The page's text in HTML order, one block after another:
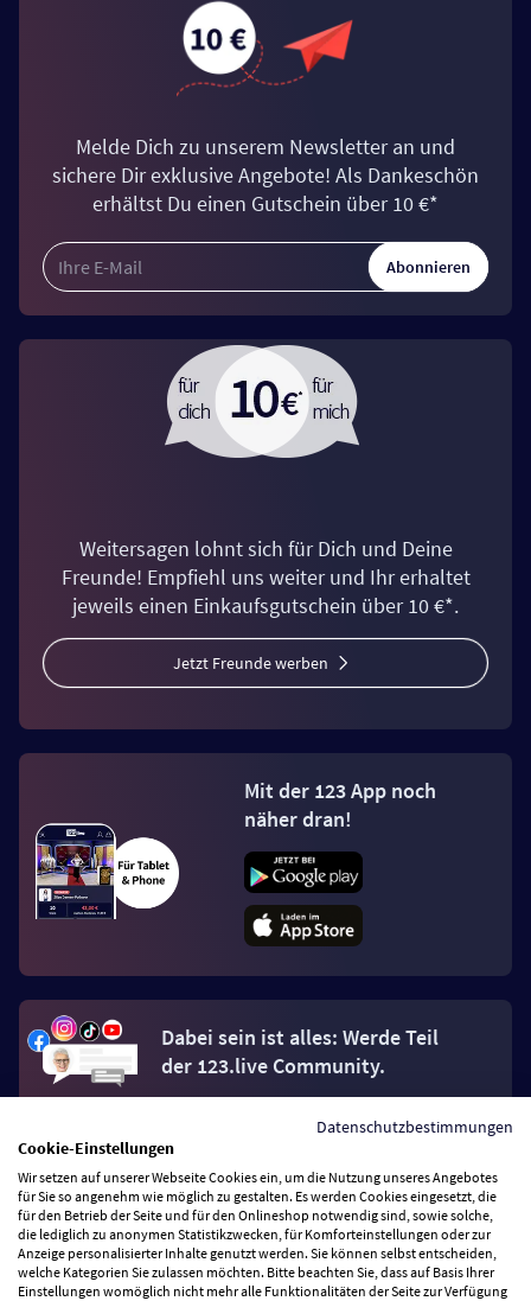
Melde Dich zu unserem Newsletter an und
sichere Dir exklusive Angebote! Als Dankeschön
erhältst Du einen Gutschein über 10 €*
Abonnieren
Weitersagen lohnt sich für Dich und Deine
Freunde! Empfiehl uns weiter und Ihr erhaltet
jeweils einen Einkaufsgutschein über 10 €*.
Jetzt Freunde werben
Mit der 123 App noch
näher dran!
Dabei sein ist alles: Werde Teil
der 123.live Community.
Vertrag widerrufen
Datenschutzbestimmungen
Cookie-Einstellungen
Wir setzen auf unserer Webseite Cookies ein, um die Nutzung unseres Angebotes
für Sie so angenehm wie möglich zu gestalten. Es werden Cookies eingesetzt, die
für den Betrieb der Seite und für den Onlineshop notwendig sind, sowie solche,
die lediglich zu anonymen Statistikzwecken, für Komforteinstellungen oder zur
Anzeige personalisierter Inhalte genutzt werden. Sie können selbst entscheiden,
welche Kategorien Sie zulassen möchten. Bitte beachten Sie, dass auf Basis Ihrer
Einstellungen womöglich nicht mehr alle Funktionalitäten der Seite zur Verfügung